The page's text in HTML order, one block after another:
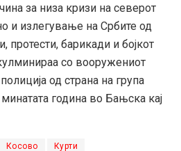
за низа кризи на северот
и излегување на Србите од
протести, барикади и бојкот
со вооружениот
од страна на група
година во Бањска кај
Косово Курти